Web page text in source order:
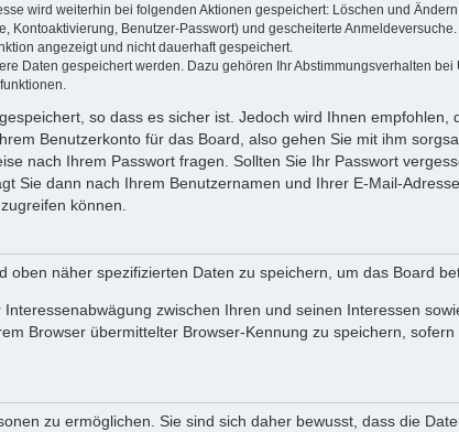
wird weiterhin bei folgenden Aktionen gespeichert: Löschen und
Kontoaktivierung, Benutzer-Passwort) und gescheiterte
angezeigt und nicht dauerhaft gespeichert.
Daten gespeichert werden. Dazu gehören Ihr Abstimmungsverhalten
so dass es sicher ist. Jedoch wird Ihnen empfohlen,
Benutzerkonto für das Board, also gehen Sie mit ihm
nach Ihrem Passwort fragen. Sollten Sie Ihr Passwort
Sie dann nach Ihrem Benutzernamen und Ihrer E-Mail-
können.
näher spezifizierten Daten zu speichern, um das Board
zwischen Ihren und seinen Interessen
Browser übermittelter Browser-Kennung zu speichern,
zu ermöglichen. Sie sind sich daher bewusst, dass die